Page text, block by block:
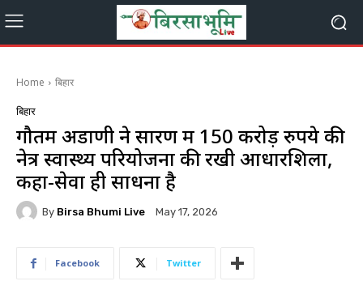
Home बिहार
बिहार
गौतम अडाणी ने सारण में 150 करोड़ रुपये की
नेत्र स्वास्थ्य परियोजना की रखी आधारशिला,
कहा-सेवा ही साधना है
By Birsa Bhumi Live May 17, 2026
Facebook Twitter